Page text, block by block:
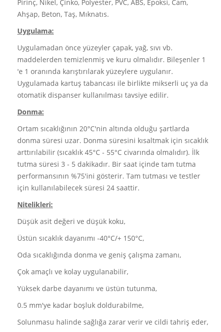
Pirinç, Nikel, Çinko, Polyester, PVC, ABS, Epoksi, Cam,
Ahşap, Beton, Taş, Mıknatıs.
Uygulama:
Uygulamadan önce yüzeyler çapak, yağ, sıvı vb.
maddelerden temizlenmiş ve kuru olmalıdır. Bileşenler 1
'e 1 oranında karıştırılarak yüzeylere uygulanır.
Uygulamada kartuş tabancası ile birlikte mikserli uç ya da
otomatik dispanser kullanılması tavsiye edilir.
Donma:
Ortam sıcaklığının 20°C'nin altında olduğu şartlarda
donma süresi uzar. Donma süresini kısaltmak için sıcaklık
arttırılabilir (sıcaklık 45°C - 55°C civarında olmalıdır). İlk
tutma süresi 3 - 5 dakikadır. Bir saat içinde tam tutma
performansının %75'ini gösterir. Tam tutması ve testler
için kullanılabilecek süresi 24 saattir.
Nitelikleri:
Düşük asit değeri ve düşük koku,
Üstün sıcaklık dayanımı -40°C/+ 150°C,
Oda sıcaklığında donma ve geniş çalışma zamanı,
Çok amaçlı ve kolay uygulanabilir,
Yüksek darbe dayanımı ve üstün tutunma,
0.5 mm'ye kadar boşluk doldurabilme,
Solunmasu halinde sağlığa zarar verir ve cildi tahriş eder,